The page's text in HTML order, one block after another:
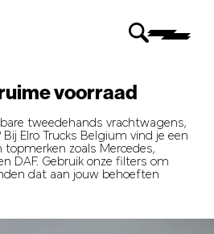
voorraad
tweedehands vrachtwagens,
Elro Trucks Belgium vind je een
topmerken zoals Mercedes,
DAF. Gebruik onze filters om
dat aan jouw behoeften